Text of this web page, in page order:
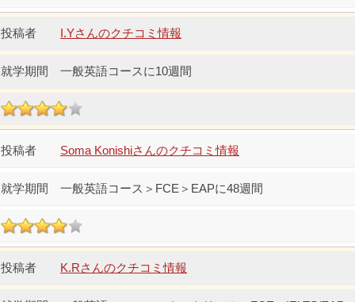
I.Yさんのクチコミ情報
一般英語コースに10週間
Soma Konishiさんのクチコミ情報
一般英語コース＞FCE＞EAPに48週間
K.Rさんのクチコミ情報